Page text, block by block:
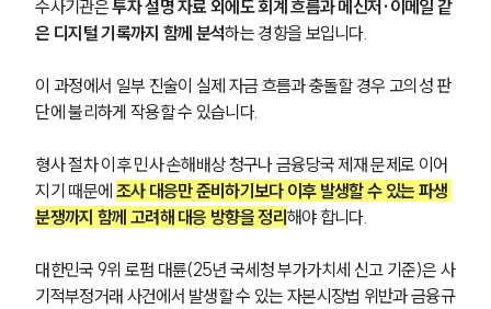
수사기관은 투자 설명 자료 외에도 회계 흐름과 메신저·이메일 같
은 디지털 기록까지 함께 분석하는 경향을 보입니다.
이 과정에서 일부 진술이 실제 자금 흐름과 충돌할 경우 고의성 판
단에 불리하게 작용할 수 있습니다.
형사 절차 이후 민사 손해배상 청구나 금융당국 제재 문제로 이어
지기 때문에 조사 대응만 준비하기보다 이후 발생할 수 있는 파생
분쟁까지 함께 고려해 대응 방향을 정리해야 합니다.
대한민국 9위 로펌 대륜(25년 국세청 부가가치세 신고 기준)은 사
기적부정거래 사건에서 발생할 수 있는 자본시장법 위반과 금융규